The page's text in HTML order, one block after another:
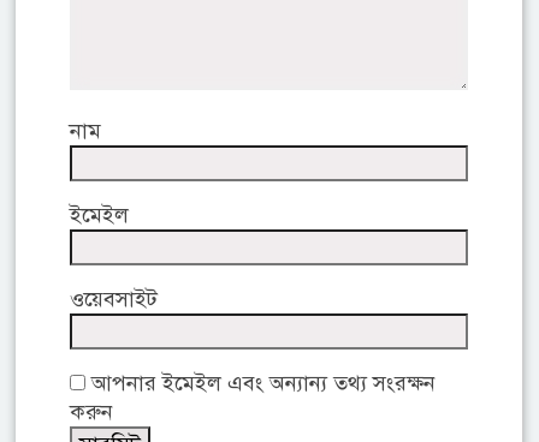
নাম
ইমেইল
ওয়েবসাইট
আপনার ইমেইল এবং অন্যান্য তথ্য সংরক্ষন
করুন